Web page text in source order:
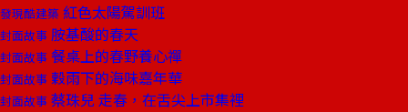
發現酷建築 紅色太陽駕訓班
封面故事 胺基酸的春天
封面故事 餐桌上的春野養心禪
封面故事 穀雨下的海味嘉年華
封面故事 蔡珠兒 走春，在舌尖上市集裡